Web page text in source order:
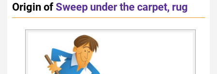
Origin ofSweep under the carpet, rug